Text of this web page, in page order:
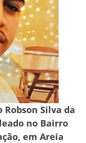
Silva da
no Bairro
em Areia